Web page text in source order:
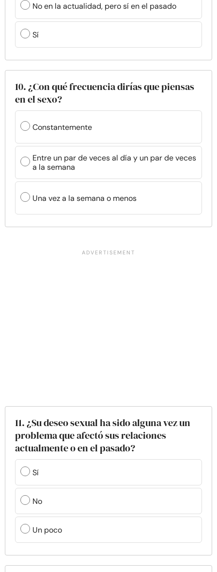
No en la actualidad, pero sí en el pasado
Sí
10. ¿Con qué frecuencia dirías que piensas
en el sexo?
Constantemente
Entre un par de veces al día y un par de veces
a la semana
Una vez a la semana o menos
11. ¿Su deseo sexual ha sido alguna vez un
problema que afectó sus relaciones
actualmente o en el pasado?
Sí
No
Un poco